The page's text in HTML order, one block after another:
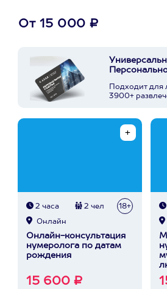
От 15 000 ₽
Подходит для
3900+
2 часа 2 чел 18+
Онлайн
Онлайн-консультация
нумеролога по датам
рождения
15 600 ₽